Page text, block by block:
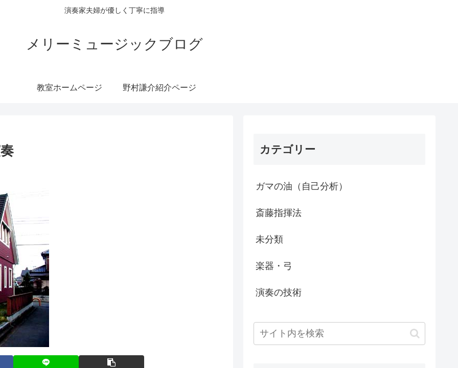
演奏家夫婦が優しく丁寧に指導
メリーミュージックブログ
教室ホームページ 野村謙介紹介ページ
カテゴリー
ガマの油（自己分析）
斎藤指揮法
未分類
楽器・弓
演奏の技術